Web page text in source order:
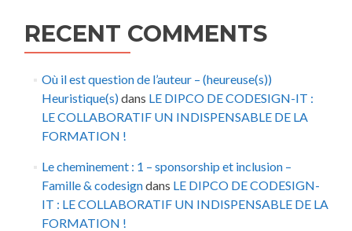
RECENT COMMENTS
Où il est question de l’auteur – (heureuse(s))
Heuristique(s)dans LE DIPCO DE CODESIGN-IT :
LE COLLABORATIF UN INDISPENSABLE DE LA
FORMATION !
Le cheminement : 1 – sponsorship et inclusion –
Famille & codesigndans LE DIPCO DE CODESIGN-
IT : LE COLLABORATIF UN INDISPENSABLE DE LA
FORMATION !